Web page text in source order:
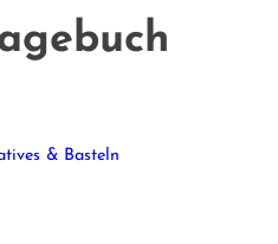
& Basteln